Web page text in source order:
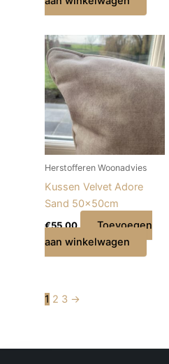
Herstofferen Woonadvies
Kussen Velvet Adore
Sand 50x50cm
€55,00
Toevoegen
aan winkelwagen
1 2 3 →